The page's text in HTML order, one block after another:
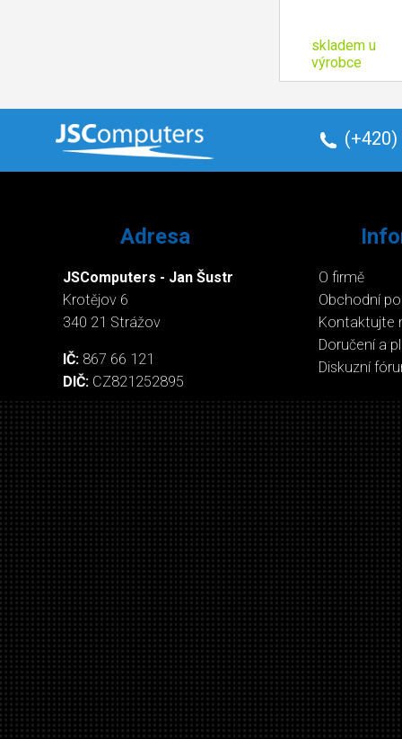
skladem u
výrobce
(+420)
Adresa
JSComputers - Jan Šustr
Krotějov 6
340 21 Strážov
IČ: 867 66 121
DIČ: CZ821252895
O firmě
Obchodní
Kontaktujte
Doručení a
Diskuzní